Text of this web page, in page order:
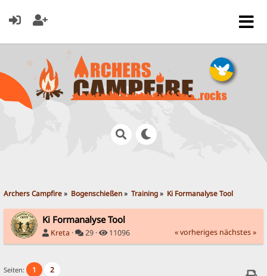
Archers Campfire» Bogenschießen» Training» Ki Formanalyse Tool
Ki Formanalyse Tool
Kreta · 29 · 11096 « vorheriges nächstes »
Seiten: 1 2